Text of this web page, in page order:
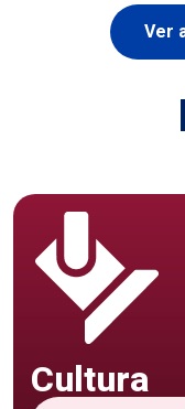
Ver
Cultura